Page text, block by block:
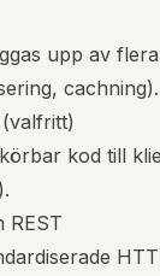
upp av
cachning).
kod till
REST